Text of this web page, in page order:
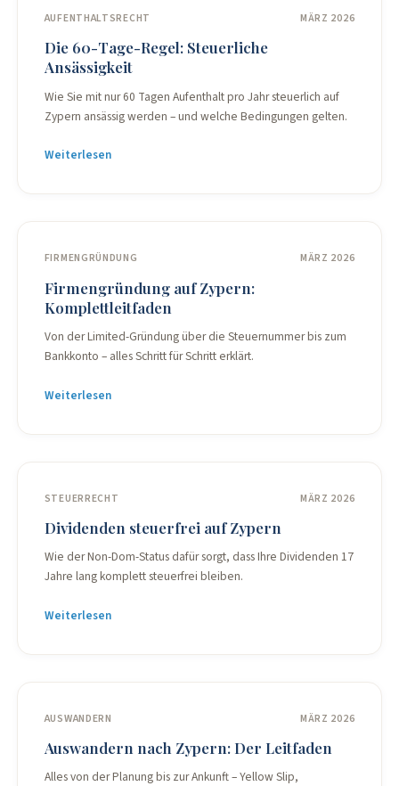
AUFENTHALTSRECHT MÄRZ 2026
Die 60-Tage-Regel: Steuerliche
Ansässigkeit
Wie Sie mit nur 60 Tagen Aufenthalt pro Jahr steuerlich auf
Zypern ansässig werden – und welche Bedingungen gelten.
Weiterlesen
FIRMENGRÜNDUNG MÄRZ 2026
Firmengründung auf Zypern:
Komplettleitfaden
Von der Limited-Gründung über die Steuernummer bis zum
Bankkonto – alles Schritt für Schritt erklärt.
Weiterlesen
STEUERRECHT MÄRZ 2026
Dividenden steuerfrei auf Zypern
Wie der Non-Dom-Status dafür sorgt, dass Ihre Dividenden 17
Jahre lang komplett steuerfrei bleiben.
Weiterlesen
AUSWANDERN MÄRZ 2026
Auswandern nach Zypern: Der Leitfaden
Alles von der Planung bis zur Ankunft – Yellow Slip,